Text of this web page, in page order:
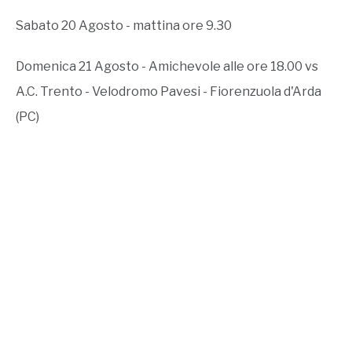
Sabato 20 Agosto - mattina ore 9.30
Domenica 21 Agosto - Amichevole alle ore 18.00 vs
A.C. Trento - Velodromo Pavesi - Fiorenzuola d'Arda
(PC)